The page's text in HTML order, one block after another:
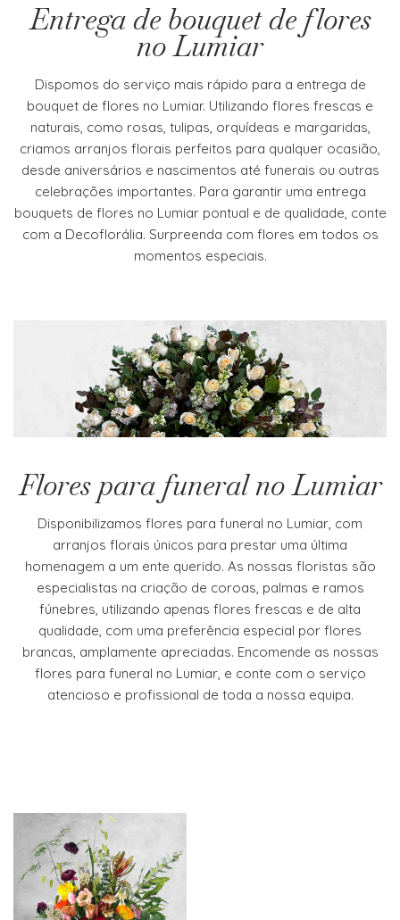
Entrega de bouquet de flores
no Lumiar
Dispomos do serviço mais rápido para a entrega de
bouquet de flores no Lumiar. Utilizando flores frescas e
naturais, como rosas, tulipas, orquídeas e margaridas,
criamos arranjos florais perfeitos para qualquer ocasião,
desde aniversários e nascimentos até funerais ou outras
celebrações importantes. Para garantir uma entrega
bouquets de flores no Lumiar pontual e de qualidade, conte
com a Decoflorália. Surpreenda com flores em todos os
momentos especiais.
Flores para funeral no Lumiar
Disponibilizamos flores para funeral no Lumiar, com
arranjos florais únicos para prestar uma última
homenagem a um ente querido. As nossas floristas são
especialistas na criação de coroas, palmas e ramos
fúnebres, utilizando apenas flores frescas e de alta
qualidade, com uma preferência especial por flores
brancas, amplamente apreciadas. Encomende as nossas
flores para funeral no Lumiar, e conte com o serviço
atencioso e profissional de toda a nossa equipa.